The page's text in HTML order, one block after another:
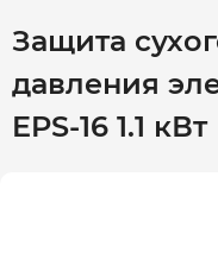
Защита
давления
EPS-16 1.1 кВт